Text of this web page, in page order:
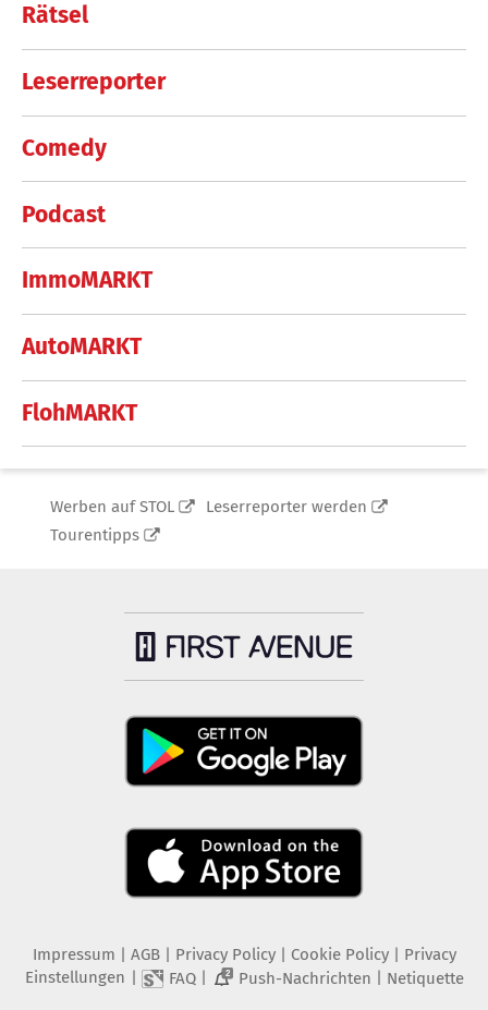
Rätsel
Leserreporter
Comedy
Podcast
ImmoMARKT
AutoMARKT
FlohMARKT
Werben auf STOL
Leserreporter werden
Tourentipps
Impressum AGB Privacy Policy| Cookie Policy| Privacy
Einstellungen
FAQ| 2 Push-Nachrichten Netiquette